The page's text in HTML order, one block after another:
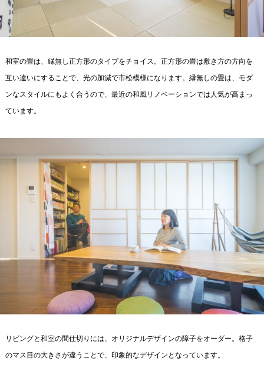
和室の畳は、縁無し正方形のタイプをチョイス。正方形の畳は敷き方の方向を
互い違いにすることで、光の加減で市松模様になります。縁無しの畳は、モダ
ンなスタイルにもよく合うので、最近の和風リノベーションでは人気が高まっ
ています。
リビングと和室の間仕切りには、オリジナルデザインの障子をオーダー。格子
のマス目の大きさが違うことで、印象的なデザインとなっています。